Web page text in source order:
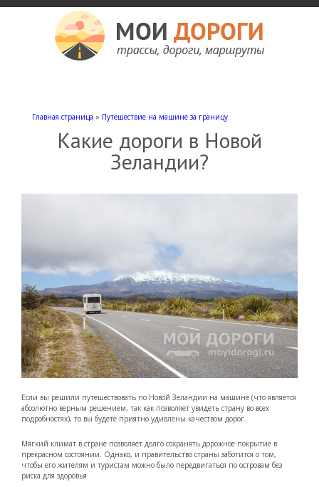
Главная страница » Путешествие на машине за границу
Какие дороги в Новой
Зеландии?
Если вы решили путешествовать по Новой Зеландии на машине (что является
абсолютно верным решением, так как позволяет увидеть страну во всех
подробностях), то вы будете приятно удивлены качеством дорог.
Мягкий климат в стране позволяет долго сохранять дорожное покрытие в
прекрасном состоянии. Однако, и правительство страны заботится о том,
чтобы его жителям и туристам можно было передвигаться по островам без
риска для здоровья.